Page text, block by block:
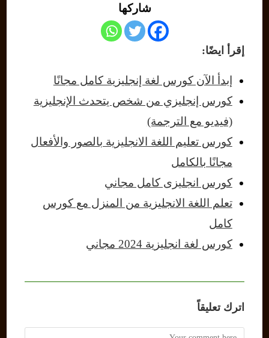
شاركها
إقرأ ايضًا:
إبدأ الآن كورس لغة إنجليزية كامل مجانًا
كورس إنجليزي من شخص يتحدث الإنجليزية
(فيديو مع الترجمة)
كورس تعليم اللغة الانجليزية بالصور والأفعال
مجانًا بالكامل
كورس انجليزى كامل مجاني
تعلم اللغة الانجليزية من المنزل مع كورس
كامل
كورس لغة انجليزية 2024 مجاني
اترك تعليقاً
Comment